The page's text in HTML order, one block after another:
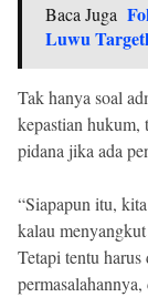
Baca Juga
Luwu
Tak hanya soal
kepastian hukum,
pidana jika ada
“Siapapun itu,
kalau
Tetapi tentu